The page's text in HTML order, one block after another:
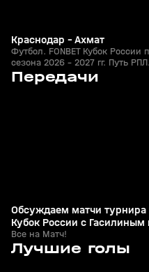
Краснодар - Ахмат
Футбол. FONBET Кубок России
сезона 2026 - 2027 гг. Путь
Передачи
Сегодня, 01:09
Обсуждаем матчи турнира
Кубок России с Гасилиным
Шалимовым
Все на Матч!
Лучшие голы
26 июл, 21:49